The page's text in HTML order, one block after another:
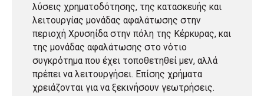
λύσεις χρηματοδότησης, της κατασκευής και
λειτουργίας μονάδας αφαλάτωσης στην
περιοχή Χρυσηίδα στην πόλη της Κέρκυρας, και
της μονάδας αφαλάτωσης στο νότιο
συγκρότημα που έχει τοποθετηθεί μεν, αλλά
πρέπει να λειτουργήσει. Επίσης χρήματα
χρειάζονται για να ξεκινήσουν γεωτρήσεις.